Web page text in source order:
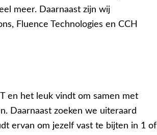
meer. Daarnaast zijn wij
Fluence Technologies en CCH
en het leuk vindt om samen met
Daarnaast zoeken we uiteraard
ervan om jezelf vast te bijten in 1 of